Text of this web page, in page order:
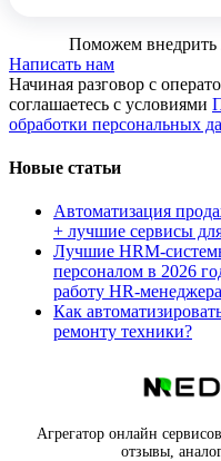
Поможем внедрить
Написать нам
Начиная разговор с
соглашаетесь с условиями
обработки персональных
Новые статьи
Автоматизация
+ лучшие сервисы
Лучшие HRM-
персоналом в 2026
работу HR-менеджера
Как
ремонту техники?
Агрегатор онлайн
отзывы,